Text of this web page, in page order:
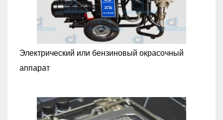
Электрический или бензиновый окрасочный
аппарат